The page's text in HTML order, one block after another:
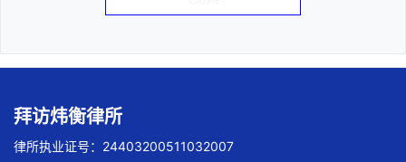
拜访炜衡律所
律所执业证号：24403200511032007